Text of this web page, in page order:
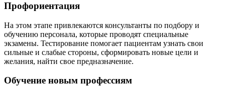
Профориентация
На этом этапе привлекаются консультанты по подбору и
обучению персонала, которые проводят специальные
экзамены. Тестирование помогает пациентам узнать свои
сильные и слабые стороны, сформировать новые цели и
желания, найти свое предназначение.
Обучение новым профессиям